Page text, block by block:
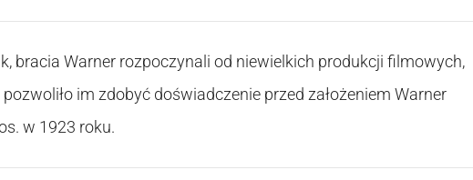
bracia Warner rozpoczynali od niewielkich produkcji filmowych,
pozwoliło im zdobyć doświadczenie przed założeniem Warner
w 1923 roku.